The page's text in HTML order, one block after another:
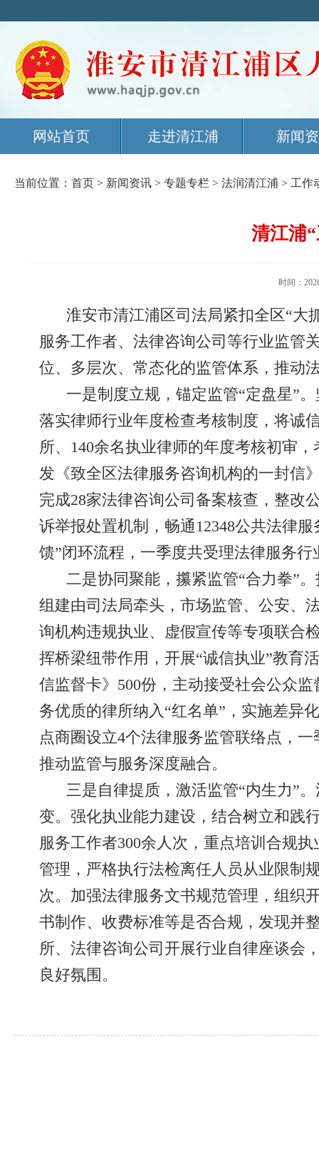
网站首页 走进清江浦 新闻
当前位置： 首页 > 新闻资讯 > 专题专栏 > 法润清江浦 > 工作
清江浦
时间：
淮安市清江浦区司法局紧扣全区“大
服务工作者、法律咨询公司等行业监管
位、多层次、常态化的监管体系，推动
一是制度立规，锚定监管“定盘星”
落实律师行业年度检查考核制度，将诚
所、140余名执业律师的年度考核初审
发《致全区法律服务咨询机构的一封信
完成28家法律咨询公司备案核查，整改
诉举报处置机制，畅通12348公共法律
馈”闭环流程，一季度共受理法律服务
二是协同聚能，攥紧监管“合力拳”
组建由司法局牵头，市场监管、公安、
询机构违规执业、虚假宣传等专项联合
挥桥梁纽带作用，开展“诚信执业”教育
信监督卡》500份，主动接受社会公众
务优质的律所纳入“红名单”，实施差异
点商圈设立4个法律服务监管联络点，
推动监管与服务深度融合。
三是自律提质，激活监管“内生力”
变。强化执业能力建设，结合树立和践
服务工作者300余人次，重点培训合规
管理，严格执行法检离任人员从业限制
次。加强法律服务文书规范管理，组织
书制作、收费标准等是否合规，发现并
所、法律咨询公司开展行业自律座谈会
良好氛围。